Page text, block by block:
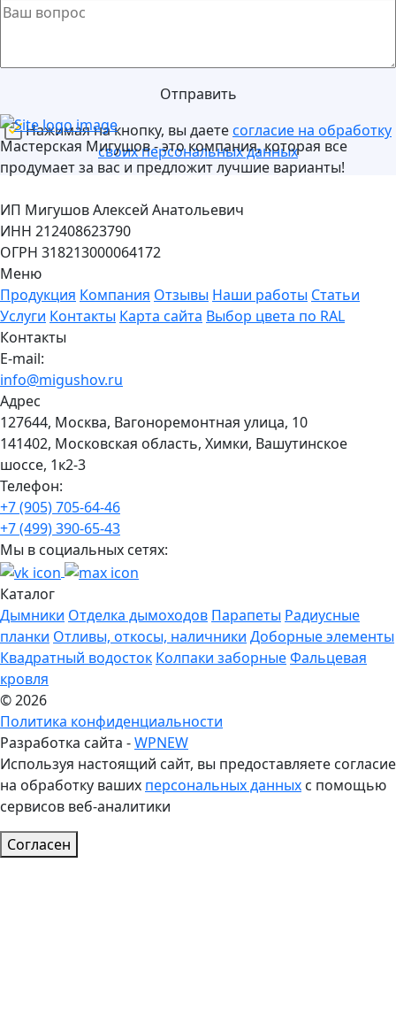
Отправить
Нажимая на кнопку, вы даетесогласие на обработку
своих персональных данных
Мастерская Мигушов - это компания, которая все
продумает за вас и предложит лучшие варианты!
ИП Мигушов Алексей Анатольевич
ИНН 212408623790
ОГРН 318213000064172
Меню
Продукция Компания Отзывы Наши работы Статьи
Услуги Контакты Карта сайта Выбор цвета по RAL
Контакты
E-mail:
info@migushov.ru
Адрес
127644, Москва, Вагоноремонтная улица, 10
141402, Московская область, Химки, Вашутинское
шоссе, 1к2-3
Телефон:
+7 (905) 705-64-46
+7 (499) 390-65-43
Мы в социальных сетях:
Каталог
Дымники Отделка дымоходов Парапеты Радиусные
планки Отливы, откосы, наличники Доборные элементы
Квадратный водосток Колпаки заборныеФальцевая
кровля
© 2026
Политика конфиденциальности
Разработка сайта -WPNEW
Используя настоящий сайт, вы предоставляете согласие
на обработку ваших персональных данных с помощью
сервисов веб-аналитики
Согласен